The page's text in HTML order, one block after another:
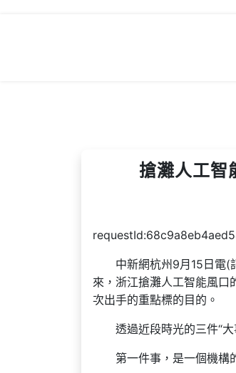
搶灘人工智
中新網杭州9月15日電(
來，浙江搶灘人工智能風口
次出手的重點標的目的。
透過近段時光的三件“
第一件事，是一個機構